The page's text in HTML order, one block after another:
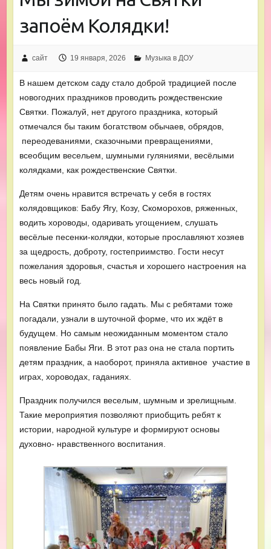
запоём Колядки!
сайт 19 января, 2026 Музыка в ДОУ
В нашем детском саду стало доброй традицией после
новогодних праздников проводить рождественские
Святки. Пожалуй, нет другого праздника, который
отмечался бы таким богатством обычаев, обрядов,
переодеваниями, сказочными превращениями,
всеобщим весельем, шумными гуляниями, весёлыми
колядками, как рождественские Святки.
Детям очень нравится встречать у себя в гостях
колядовщиков: Бабу Ягу, Козу, Скоморохов, ряженных,
водить хороводы, одаривать угощением, слушать
весёлые песенки-колядки, которые прославляют хозяев
за щедрость, доброту, гостеприимство. Гости несут
пожелания здоровья, счастья и хорошего настроения на
весь новый год.
На Святки принято было гадать. Мы с ребятами тоже
погадали, узнали в шуточной форме, что их ждёт в
будущем. Но самым неожиданным моментом стало
появление Бабы Яги. В этот раз она не стала портить
детям праздник, а наоборот, приняла активное участие в
играх, хороводах, гаданиях.
Праздник получился веселым, шумным и зрелищным.
Такие мероприятия позволяют приобщить ребят к
истории, народной культуре и формируют основы
духовно- нравственного воспитания.